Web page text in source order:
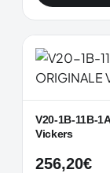
V20-1B-11B-
Vickers
256,20€